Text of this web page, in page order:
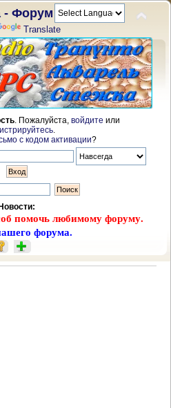
- Форум
Translate
. Пожалуйста, войдите или
с кодом активации?
Новости:
помочь любимому форуму.
форума.